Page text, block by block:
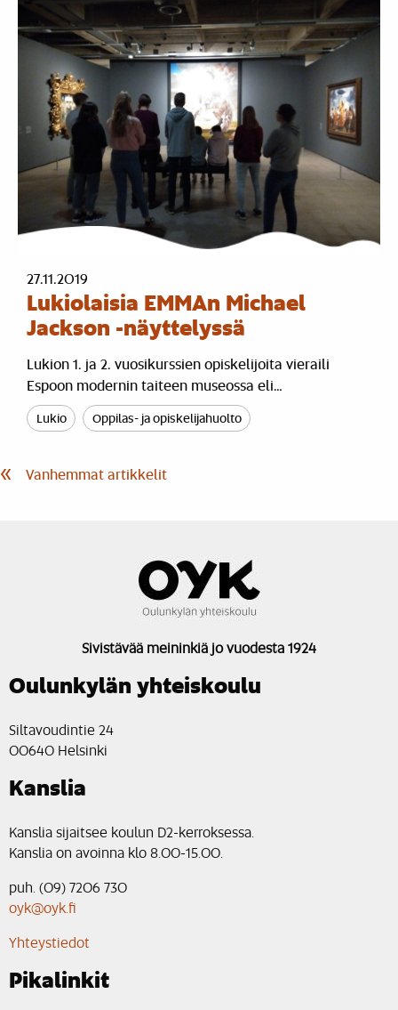
27.11.2019
Lukiolaisia EMMAn Michael
Jackson -näyttelyssä
Lukion 1. ja 2. vuosikurssien opiskelijoita vieraili
Espoon modernin taiteen museossa eli…
Lukio Oppilas- ja opiskelijahuolto
Artikkelien
selaus
Vanhemmat artikkelit
Sivistävää meininkiä jo vuodesta 1924
Oulunkylän yhteiskoulu
Siltavoudintie 24
00640 Helsinki
Kanslia
Kanslia sijaitsee koulun D2-kerroksessa.
Kanslia on avoinna klo 8.00-15.00.
puh. (09) 7206 730
oyk@oyk.fi
Yhteystiedot
Pikalinkit